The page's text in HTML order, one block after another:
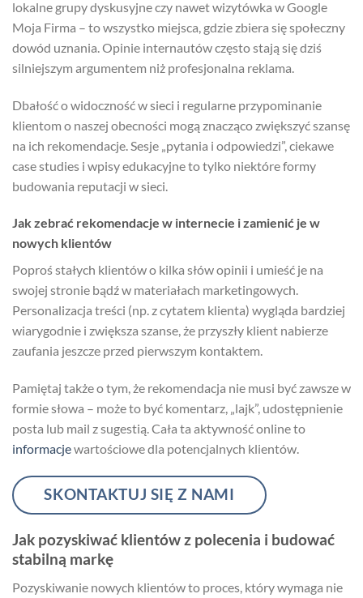
lokalne grupy dyskusyjne czy nawet wizytówka w Google
Moja Firma – to wszystko miejsca, gdzie zbiera się społeczny
dowód uznania. Opinie internautów często stają się dziś
silniejszym argumentem niż profesjonalna reklama.
Dbałość o widoczność w sieci i regularne przypominanie
klientom o naszej obecności mogą znacząco zwiększyć szansę
na ich rekomendacje. Sesje „pytania i odpowiedzi”, ciekawe
case studies i wpisy edukacyjne to tylko niektóre formy
budowania reputacji w sieci.
Jak zebrać rekomendacje w internecie i zamienić je w
nowych klientów
Poproś stałych klientów o kilka słów opinii i umieść je na
swojej stronie bądź w materiałach marketingowych.
Personalizacja treści (np. z cytatem klienta) wygląda bardziej
wiarygodnie i zwiększa szanse, że przyszły klient nabierze
zaufania jeszcze przed pierwszym kontaktem.
Pamiętaj także o tym, że rekomendacja nie musi być zawsze w
formie słowa – może to być komentarz, „lajk”, udostępnienie
posta lub mail z sugestią. Cała ta aktywność online to
informacjewartościowe dla potencjalnych klientów.
SKONTAKTUJ SIĘ Z NAMI
Jak pozyskiwać klientów z polecenia i budować
stabilną markę
Pozyskiwanie nowych klientów to proces, który wymaga nie